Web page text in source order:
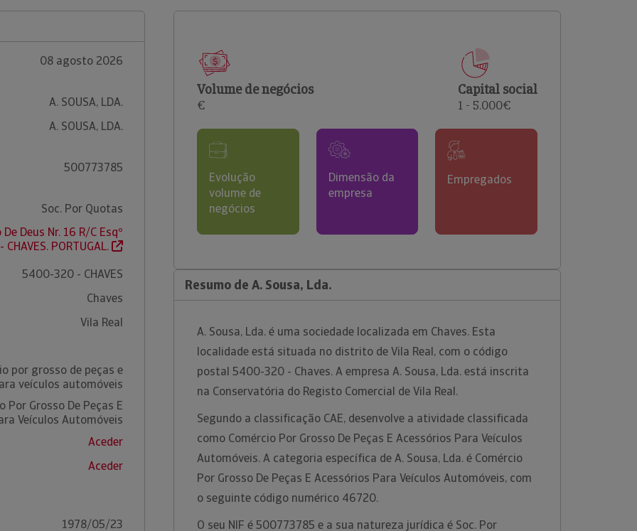
comerciais e analisar o risco de incumprimento dos
08 agosto 2026
A. SOUSA, LDA.
A. SOUSA, LDA.
500773785
Soc. Por Quotas
Deus Nr. 16 R/C Esqº
PORTUGAL.
5400-320 - CHAVES
Chaves
Vila Real
por grosso de peças e
veículos automóveis
Por Grosso De Peças E
Veículos Automóveis
Aceder
Aceder
1978/05/23
Volume de negócios
€
Capital social
1 - 5.000€
Evolução
volume de
negócios
Dimensão da
empresa
Empregados
Resumo de A. Sousa, Lda.
A. Sousa, Lda. é uma sociedade localizada em Chaves. Esta
localidade está situada no distrito de Vila Real, com o código
postal 5400-320 - Chaves. A empresa A. Sousa, Lda. está inscrita
na Conservatória do Registo Comercial de Vila Real.
Segundo a classificação CAE, desenvolve a atividade classificada
como Comércio Por Grosso De Peças E Acessórios Para Veículos
Automóveis. A categoria específica de A. Sousa, Lda. é Comércio
Por Grosso De Peças E Acessórios Para Veículos Automóveis, com
o seguinte código numérico 46720.
O seu NIF é 500773785 e a sua natureza jurídica é Soc. Por